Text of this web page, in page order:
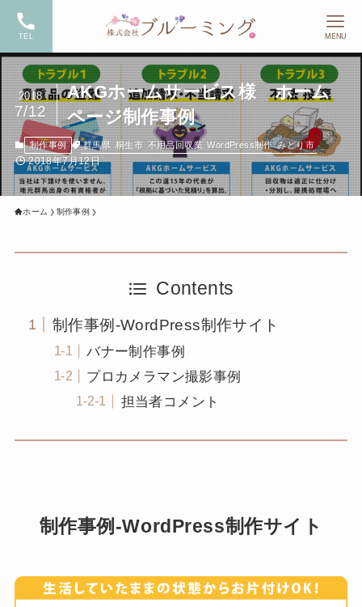
TEL MENU
AKGホームサービス様 ホーム
ページ制作事例
2018
7/12
制作事例 群馬県 桐生市 不用品回収業 WordPress制作 みどり市
2018年7月12日
ホーム 制作事例
Contents
制作事例-WordPress制作サイト
バナー制作事例
プロカメラマン撮影事例
担当者コメント
制作事例-WordPress制作サイト